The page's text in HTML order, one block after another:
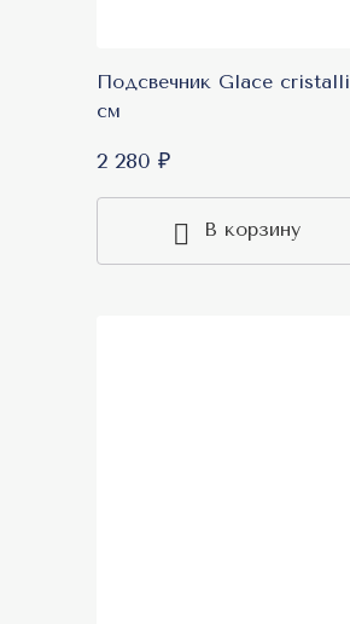
Подсвечник Glace
см
2 280 ₽
В корзину